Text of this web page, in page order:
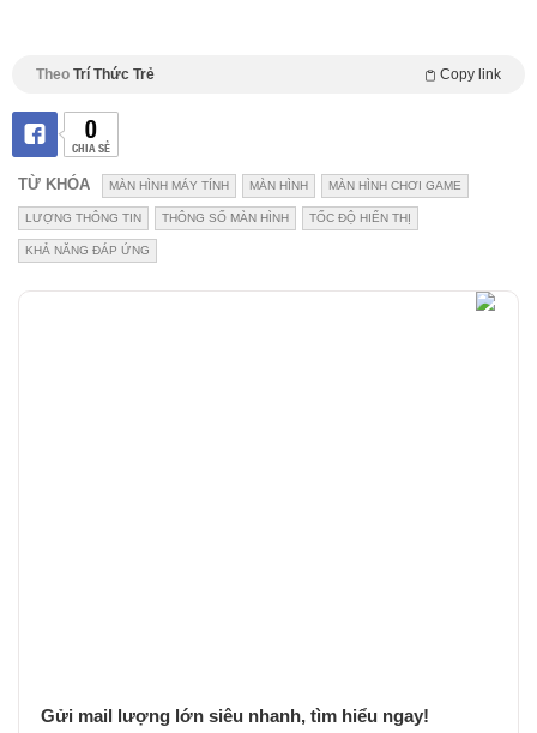
Theo Trí Thức Trẻ Copy link
0
CHIA SẺ
TỪ KHÓA MÀN HÌNH MÁY TÍNH MÀN HÌNH MÀN HÌNH CHƠI GAME
LƯỢNG THÔNG TIN THÔNG SỐ MÀN HÌNH TỐC ĐỘ HIỂN THỊ
KHẢ NĂNG ĐÁP ỨNG
Gửi mail lượng lớn siêu nhanh, tìm hiểu ngay!